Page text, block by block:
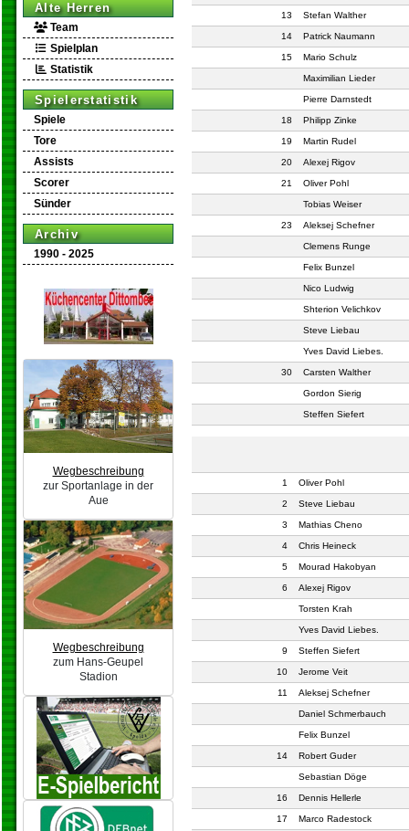
Alte Herren
Team
Spielplan
Statistik
Spielerstatistik
Spiele
Tore
Assists
Scorer
Sünder
Archiv
1990 - 2025
Wegbeschreibung
zur Sportanlage in der
Aue
Wegbeschreibung
zum Hans-Geupel
Stadion
13 Stefan Walther
14 Patrick Naumann
15 Mario Schulz
Maximilian Lieder
Pierre Darnstedt
18 Philipp Zinke
19 Martin Rudel
20 Alexej Rigov
21 Oliver Pohl
Tobias Weiser
23 Aleksej Schefner
Clemens Runge
Felix Bunzel
Nico Ludwig
Shterion Velichkov
Steve Liebau
Yves David Liebes.
30 Carsten Walther
Gordon Sierig
Steffen Siefert
1 Oliver Pohl
2 Steve Liebau
3 Mathias Cheno
4 Chris Heineck
5 Mourad Hakobyan
6 Alexej Rigov
Torsten Krah
Yves David Liebes.
9 Steffen Siefert
10 Jerome Veit
11 Aleksej Schefner
Daniel Schmerbauch
Felix Bunzel
14 Robert Guder
Sebastian Döge
16 Dennis Hellerle
17 Marco Radestock